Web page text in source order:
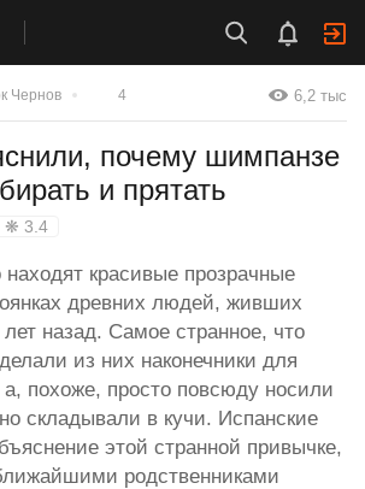
Чернов 4 6,2 тыс
почему шимпанзе
и прятать
❋ 3.4
находят красивые прозрачные
древних людей, живших
назад. Самое странное, что
из них наконечники для
похоже, просто повсюду носили
складывали в кучи. Испанские
этой странной привычке,
родственниками